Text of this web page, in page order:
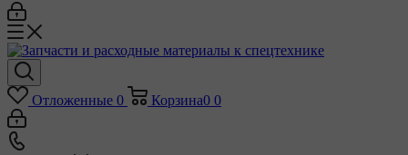
Отложенные 0 Корзина0 0